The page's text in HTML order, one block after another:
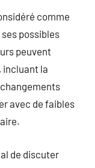
comme
possibles
peuvent
incluant la
avec de faibles
de discuter